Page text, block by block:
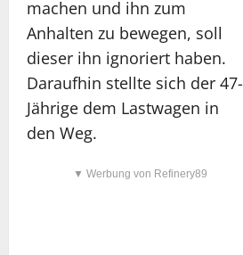
machen und ihn zum
Anhalten zu bewegen, soll
dieser ihn ignoriert haben.
Daraufhin stellte sich der 47-
Jährige dem Lastwagen in
den Weg.
▼ Werbung von Refinery89